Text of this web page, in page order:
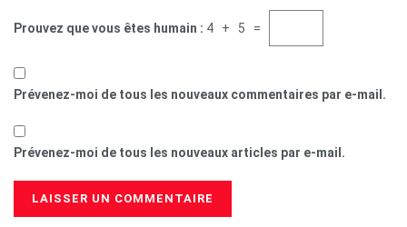
Prouvez que vous êtes humain : 4 + 5 =
Prévenez-moi de tous les nouveaux commentaires par e-mail.
Prévenez-moi de tous les nouveaux articles par e-mail.